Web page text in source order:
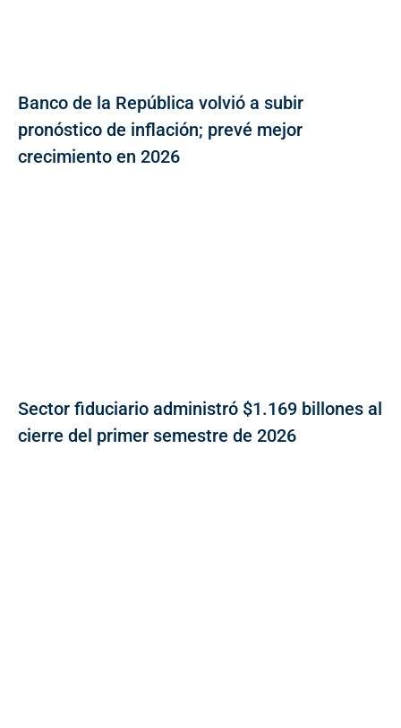
Banco de la República volvió a subir
pronóstico de inflación; prevé mejor
crecimiento en 2026
Sector fiduciario administró $1.169 billones al
cierre del primer semestre de 2026